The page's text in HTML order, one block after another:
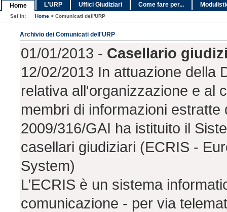
Home L'URP Uffici Giudiziari Come fare per...
Sei in: Home > Comunicati dell'URP
Archivio dei Comunicati dell'URP
01/01/2013 - Casellario
12/02/2013 In attuazione della
relativa all'organizzazione e al
membri di informazioni
2009/316/GAI ha istituito il
casellari giudiziari (ECRIS -
System)
L’ECRIS è un sistema
comunicazione - per via